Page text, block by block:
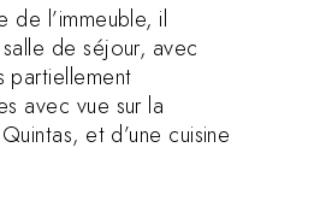
de l’immeuble, il
de séjour, avec
partiellement
avec vue sur la
et d’une cuisine